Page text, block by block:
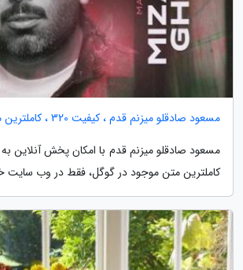
مسعود صادقلو میزنم قدم ، کیفیت 320 ، کاملترین متن
کاملترین متن موجود در گوگل، فقط در وب سایت